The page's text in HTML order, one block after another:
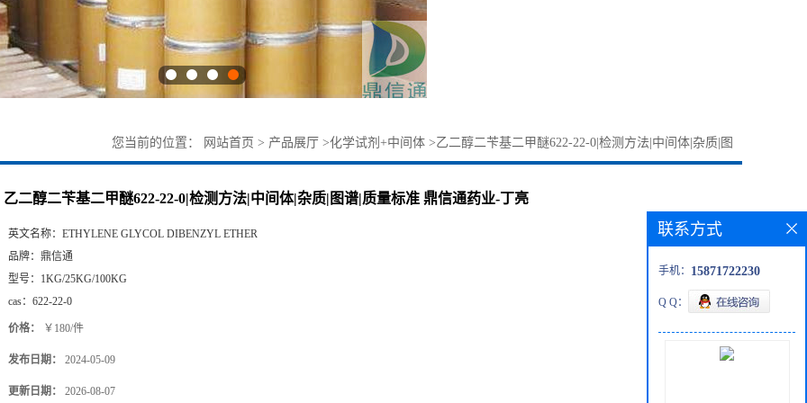
您当前的位置： 网站首页 > 产品展厅 >化学试剂+中间体 >乙二醇二苄基二甲醚622-22-0|检测方法|中间体|杂质|图
乙二醇二苄基二甲醚622-22-0|检测方法|中间体|杂质|图谱|质量标准 鼎信通药业-丁亮
英文名称： ETHYLENE GLYCOL DIBENZYL ETHER
品牌： 鼎信通
型号： 1KG/25KG/100KG
cas： 622-22-0
价格： ￥180/件
发布日期： 2024-05-09
更新日期： 2026-08-07
联系方式
手机： 15871722230
Q Q：